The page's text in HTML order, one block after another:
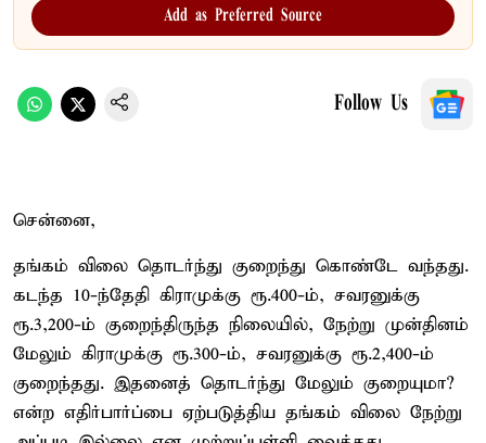
Add as Preferred Source
Follow Us
சென்னை,
தங்கம் விலை தொடர்ந்து குறைந்து கொண்டே வந்தது.
கடந்த 10-ந்தேதி கிராமுக்கு ரூ.400-ம், சவரனுக்கு
ரூ.3,200-ம் குறைந்திருந்த நிலையில், நேற்று முன்தினம்
மேலும் கிராமுக்கு ரூ.300-ம், சவரனுக்கு ரூ.2,400-ம்
குறைந்தது. இதனைத் தொடர்ந்து மேலும் குறையுமா?
என்ற எதிர்பார்ப்பை ஏற்படுத்திய தங்கம் விலை நேற்று